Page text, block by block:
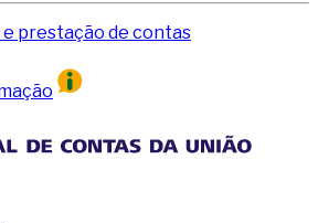
prestação de contas